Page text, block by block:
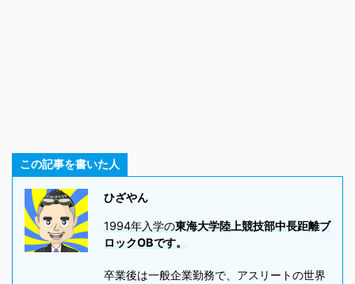
この記事を書いた人
ひざやん
1994年入学の東海大学陸上競技部中長距離ブ
ロックOBです。
卒業後は一般企業勤務で、アスリートの世界